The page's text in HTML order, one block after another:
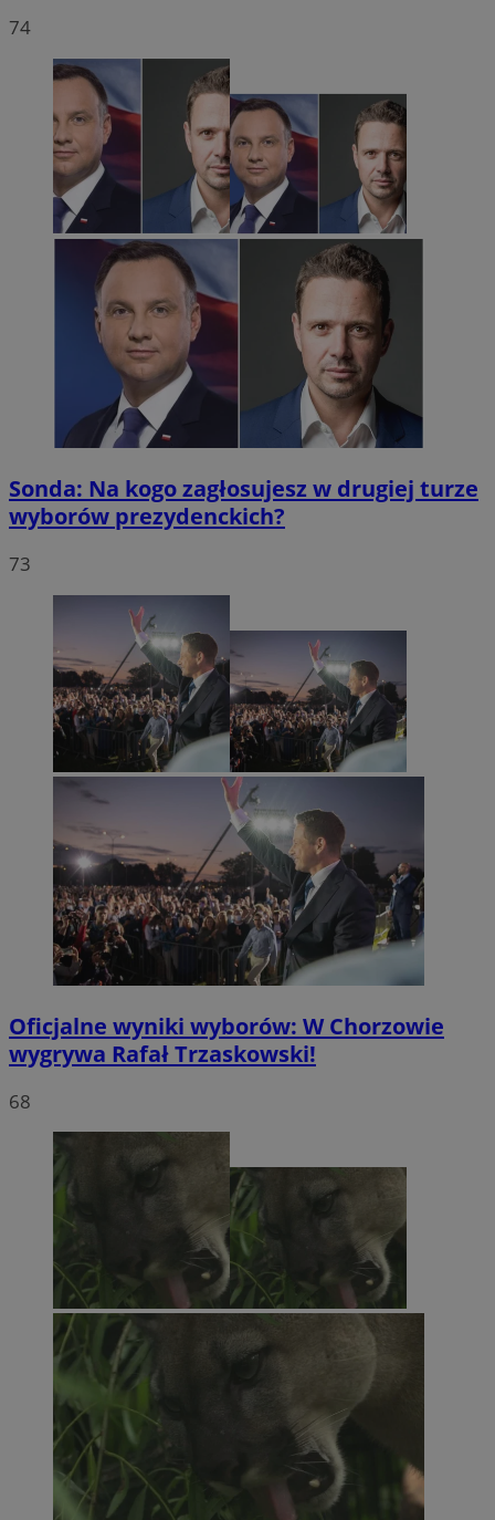
74
Sonda: Na kogo zagłosujesz w drugiej turze
wyborów prezydenckich?
73
Oficjalne wyniki wyborów: W Chorzowie
wygrywa Rafał Trzaskowski!
68